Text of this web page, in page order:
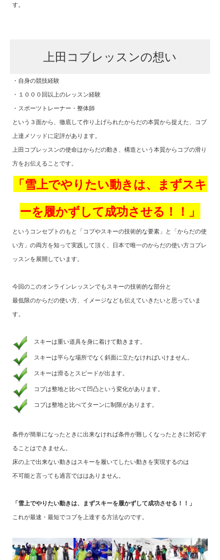
す。
上田コブレッスンの想い
・自身の競技経験
・１０００回以上のレッスン経験
・スポーツトレーナー・整体師
という３面から、徹底して作り上げられたからだの本質から捉えた、コブ
上達メソッドに定評があります。
上田コブレッスンの使命はからだの動き、構造という本質からコブの滑り
方をお伝えることです。
「雪上でやりたい動きは、まずスキ
ーを履かずして成功させる！！」
というコンセプトのもと「コブやスキーの技術的な要素」と「からだの使
い方」の両方を知って実践して頂く、日本で唯一のからだの使い方コブレ
ッスンを展開しています。
今回のこのオンラインレッスンでもスキーの技術的な部分と
最低限のからだの使い方、イメージなども伝えていきたいと思っていま
す。
スキーは重い道具を身に着けて動きます。
スキーは平らな場所でなく斜面に立たなければいけません。
スキーは滑るとスピードが出ます。
コブは整地と比べて凹凸という変化があります。
コブは整地と比べてターンに制限があります。
条件が簡単になったときに出来なければ条件が難しくなったときに対応す
ることはできません。
床の上で出来ない動きはスキーを履いてしたい動きを実現するのは
不可能と言っても過言でははありません。
「雪上でやりたい動きは、まずスキーを履かずして成功させる！！」
これが最速・最短でコブを上達する方法なのです。